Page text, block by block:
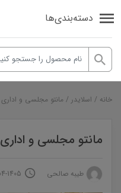
دسته‌بندی‌ها
خانه / اسلایدر / مانتو مجلسی و اداری
مانتو مجلسی و اداری
طیبه صالحی 1405-04-11 14:07